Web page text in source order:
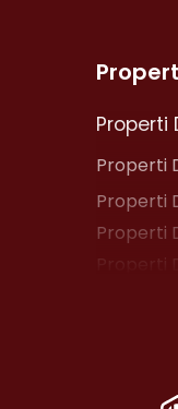
Properti
Properti
Properti
Properti
Properti